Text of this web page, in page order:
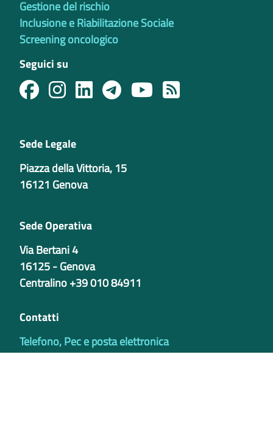
Gestione del rischio
Inclusione e Riabilitazione Sociale
Screening oncologico
Seguici su
Sede Legale
Piazza della Vittoria, 15
16121 Genova
Sede Operativa
Via Bertani 4
16125 - Genova
Centralino +39 010 84911
Contatti
Telefono, Pec e posta elettronica